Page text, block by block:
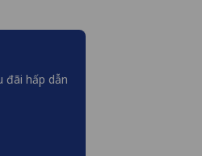
đãi hấp dẫn